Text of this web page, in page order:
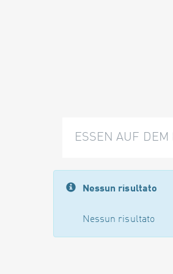
ESSEN AUF DEM
Nessun risultato
Nessun risultato